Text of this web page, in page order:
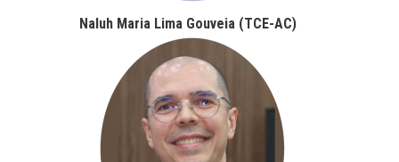
Naluh Maria Lima Gouveia (TCE-AC)